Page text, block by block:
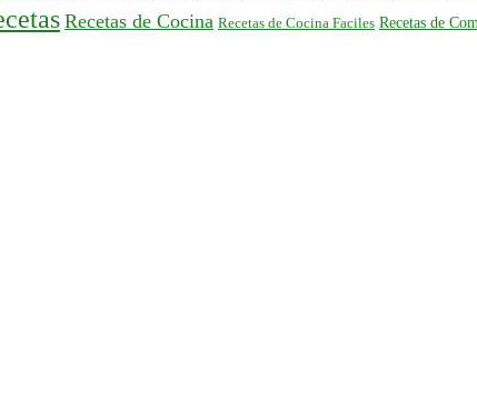
Recetas de Cocina Recetas de Cocina Faciles Recetas de